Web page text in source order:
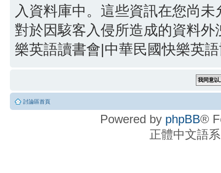
入資料庫中。這些資訊在您尚
對於因駭客入侵所造成的資料
樂英語讀書會|中華民國快樂英
討論區首頁
Powered by phpBB®
正體中文語